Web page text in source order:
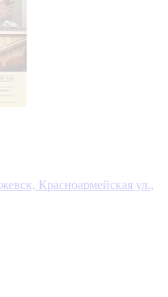
Красноармейская ул.,